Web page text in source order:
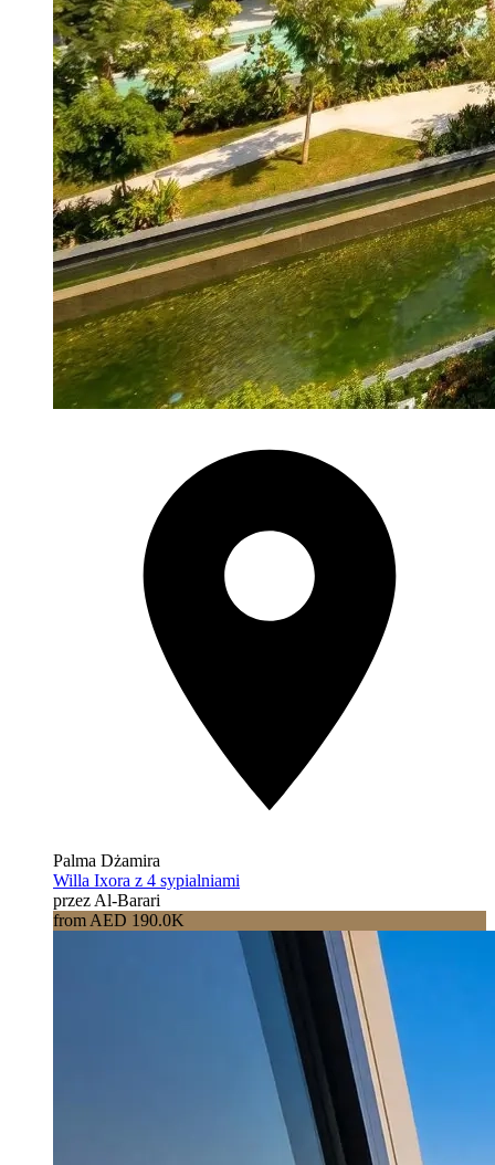
Palma Dżamira
Willa Ixora z 4 sypialniami
przez Al-Barari
from AED 190.0K